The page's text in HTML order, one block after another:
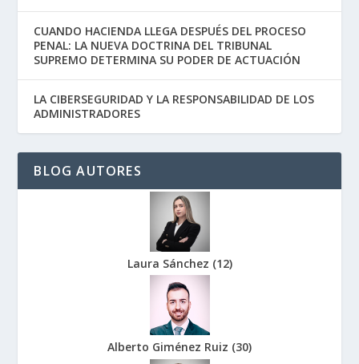
CUANDO HACIENDA LLEGA DESPUÉS DEL PROCESO
PENAL: LA NUEVA DOCTRINA DEL TRIBUNAL
SUPREMO DETERMINA SU PODER DE ACTUACIÓN
LA CIBERSEGURIDAD Y LA RESPONSABILIDAD DE LOS
ADMINISTRADORES
BLOG AUTORES
Laura Sánchez (12)
Alberto Giménez Ruiz (30)